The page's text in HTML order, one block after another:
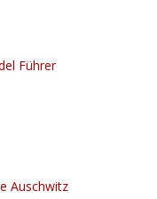
Führer
Auschwitz